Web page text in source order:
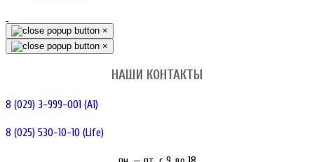
×
×
НАШИ КОНТАКТЫ
8 (029) 3-999-001 (A1)
8 (025) 530-10-10 (Life)